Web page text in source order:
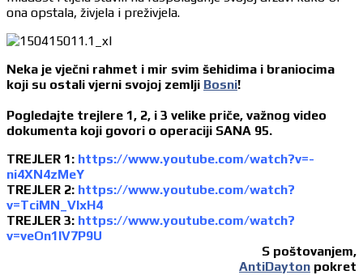
ona opstala, živjela i preživjela.
Neka je vječni rahmet i mir svim šehidima i braniocima
koji su ostali vjerni svojoj zemlji Bosni!
Pogledajte trejlere 1, 2, i 3 velike priče, važnog video
dokumenta koji govori o operaciji SANA 95.
TREJLER 1: https://www.youtube.com/watch?v=-
ni4XN4zMeY
TREJLER 2: https://www.youtube.com/watch?
v=TciMN_VIxH4
TREJLER 3: https://www.youtube.com/watch?
v=veOn1lV7P9U
S poštovanjem,
AntiDayton pokret